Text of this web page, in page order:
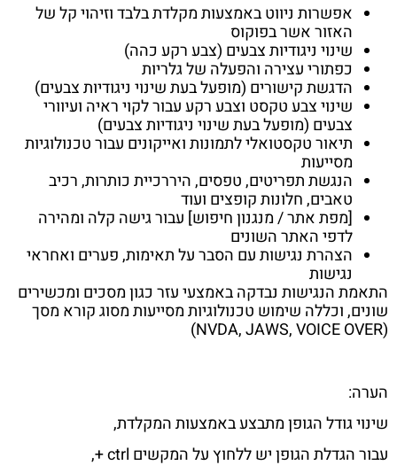
אפשרות ניווט באמצעות מקלדת בלבד וזיהוי קל של
האזור אשר בפוקוס
שינוי ניגודיות צבעים (צבע רקע כהה)
כפתורי עצירה והפעלה של גלריות
הדגשת קישורים (מופעל בעת שינוי ניגודיות צבעים)
שינוי צבע טקסט וצבע רקע עבור לקוי ראיה ועיוורי
צבעים (מופעל בעת שינוי ניגודיות צבעים)
תיאור טקסטואלי לתמונות ואייקונים עבור טכנולוגיות
מסייעות
הנגשת תפריטים, טפסים, היררכיית כותרות, רכיב
טאבים, חלונות קופצים ועוד
[מפת אתר / מנגנון חיפוש] עבור גישה קלה ומהירה
לדפי האתר השונים
הצהרת נגישות עם הסבר על תאימות, פערים ואחראי
נגישות
התאמת הנגישות נבדקה באמצעי עזר כגון מסכים ומכשירים
שונים, וכללה שימוש טכנולוגיות מסייעות מסוג קורא מסך
(NVDA, JAWS, VOICE OVER)
הערה:
שינוי גודל הגופן מתבצע באמצעות המקלדת,
עבור הגדלת הגופן יש ללחוץ על המקשים ctrl +,